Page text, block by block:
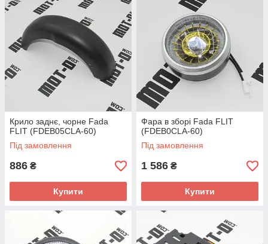
Крило заднє, чорне Fada
FLIT (FDEB05CLA-60)
Під замовлення
886 ₴
Купити
Фара в зборі Fada FLIT
(FDEB0CLA-60)
Під замовлення
1 586 ₴
Купити